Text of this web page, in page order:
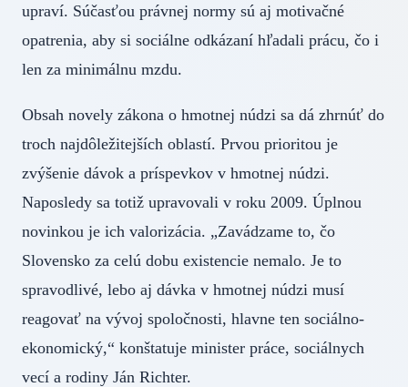
upraví. Súčasťou právnej normy sú aj motivačné
opatrenia, aby si sociálne odkázaní hľadali prácu, čo i
len za minimálnu mzdu.
Obsah novely zákona o hmotnej núdzi sa dá zhrnúť do
troch najdôležitejších oblastí. Prvou prioritou je
zvýšenie dávok a príspevkov v hmotnej núdzi.
Naposledy sa totiž upravovali v roku 2009. Úplnou
novinkou je ich valorizácia. „Zavádzame to, čo
Slovensko za celú dobu existencie nemalo. Je to
spravodlivé, lebo aj dávka v hmotnej núdzi musí
reagovať na vývoj spoločnosti, hlavne ten sociálno-
ekonomický,“ konštatuje minister práce, sociálnych
vecí a rodiny Ján Richter.